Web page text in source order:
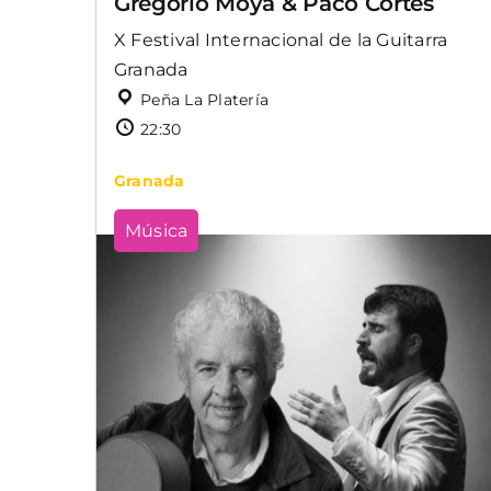
X Festival Internacional de la Guitarra
Granada
Peña La Platería
22:30
Granada
Música